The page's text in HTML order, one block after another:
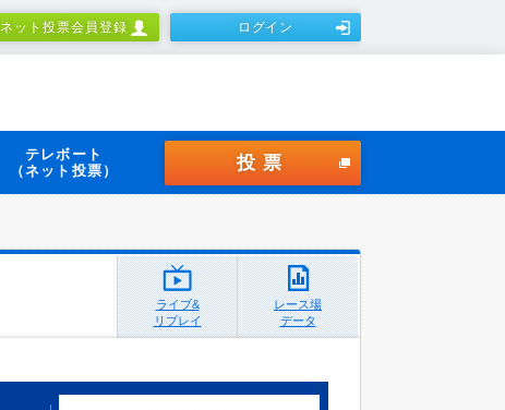
ネット投票会員登録 ログイン
テレボート
（ネット投票）
投票
ライブ&
リプレイ
レース場
データ